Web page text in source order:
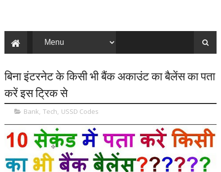
बिना इंटरनेट के किसी भी बैंक अकाउंट का बैलेंस का पता
करें इस ट्रिक से
Bank, Tech, USSD Codes